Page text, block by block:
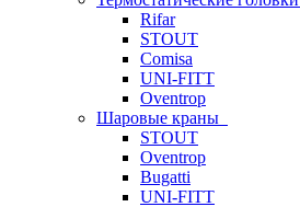
Rifar
STOUT
Comisa
UNI-FITT
Oventrop
Шаровые краны
STOUT
Oventrop
Bugatti
UNI-FITT